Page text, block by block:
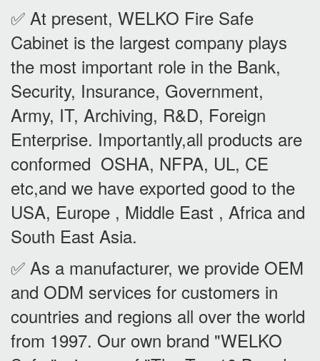
✅ At present, WELKO Fire Safe
Cabinet is the largest company plays
the most important role in the Bank,
Security, Insurance, Government,
Army, IT, Archiving, R&D, Foreign
Enterprise. Importantly,all products are
conformed OSHA, NFPA, UL, CE
etc,and we have exported good to the
USA, Europe , Middle East , Africa and
South East Asia.
✅ As a manufacturer, we provide OEM
and ODM services for customers in
countries and regions all over the world
from 1997. Our own brand "WELKO